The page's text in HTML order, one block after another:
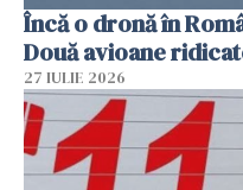
Încă o dronă în
Două avioane
27 IULIE 2026